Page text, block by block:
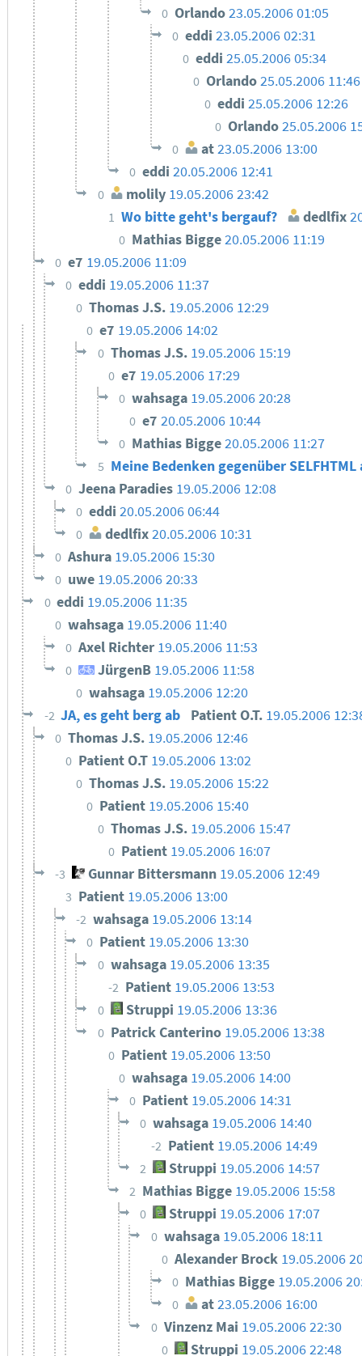
0 Orlando23.05.2006 01:05
0 eddi 23.05.2006 02:31
0 eddi25.05.2006 05:34
0 Orlando25.05.2006 11:46
0 eddi 25.05.2006 12:26
0 Orlando25.05.2006
0 at23.05.2006 13:00
0 eddi20.05.2006 12:41
0 molily 19.05.2006 23:42
1 Wo bitte geht's bergauf? dedlfix
0 Mathias Bigge20.05.2006 11:19
0 e7 19.05.2006 11:09
0 eddi 19.05.2006 11:37
0 Thomas J.S. 19.05.2006 12:29
0 e7 19.05.2006 14:02
0 Thomas J.S. 19.05.2006 15:19
0 e7 19.05.2006 17:29
0 wahsaga 19.05.2006 20:28
0 e720.05.2006 10:44
0 Mathias Bigge20.05.2006 11:27
5 Meine Bedenken gegenüber
0 Jeena Paradies 19.05.2006 12:08
0 eddi20.05.2006 06:44
0 dedlfix20.05.2006 10:31
0 Ashura 19.05.2006 15:30
0 uwe 19.05.2006 20:33
0 eddi 19.05.2006 11:35
0 wahsaga 19.05.2006 11:40
0 Axel Richter 19.05.2006 11:53
0 JürgenB 19.05.2006 11:58
0 wahsaga 19.05.2006 12:20
-2 JA, es geht berg ab Patient O.T. 19.05.2006
0 Thomas J.S. 19.05.2006 12:46
0 Patient O.T 19.05.2006 13:02
0 Thomas J.S. 19.05.2006 15:22
0 Patient 19.05.2006 15:40
0 Thomas J.S. 19.05.2006 15:47
0 Patient 19.05.2006 16:07
-3 Gunnar Bittersmann 19.05.2006 12:49
3 Patient 19.05.2006 13:00
-2 wahsaga 19.05.2006 13:14
0 Patient 19.05.2006 13:30
0 wahsaga 19.05.2006 13:35
-2 Patient 19.05.2006 13:53
0 Struppi 19.05.2006 13:36
0 Patrick Canterino 19.05.2006 13:38
0 Patient 19.05.2006 13:50
0 wahsaga 19.05.2006 14:00
0 Patient 19.05.2006 14:31
0 wahsaga 19.05.2006 14:40
-2 Patient 19.05.2006 14:49
2 Struppi 19.05.2006 14:57
2 Mathias Bigge 19.05.2006 15:58
0 Struppi 19.05.2006 17:07
0 wahsaga 19.05.2006 18:11
0 Alexander Brock 19.05.2006
0 Mathias Bigge 19.05.2006
0 at23.05.2006 16:00
0 Vinzenz Mai 19.05.2006 22:30
0 Struppi 19.05.2006 22:48